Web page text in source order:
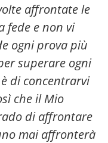
affrontate le
fede e non vi
ogni prova più
superare ogni
di concentrarvi
che il Mio
di affrontare
mai affronterà